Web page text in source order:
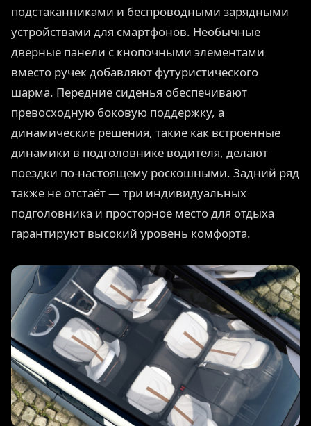
подстаканниками и беспроводными зарядными
устройствами для смартфонов. Необычные
дверные панели с кнопочными элементами
вместо ручек добавляют футуристического
шарма. Передние сиденья обеспечивают
превосходную боковую поддержку, а
динамические решения, такие как встроенные
динамики в подголовнике водителя, делают
поездки по-настоящему роскошными. Задний ряд
также не отстаёт — три индивидуальных
подголовника и просторное место для отдыха
гарантируют высокий уровень комфорта.